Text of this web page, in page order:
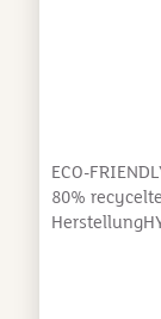
ECO-
80%